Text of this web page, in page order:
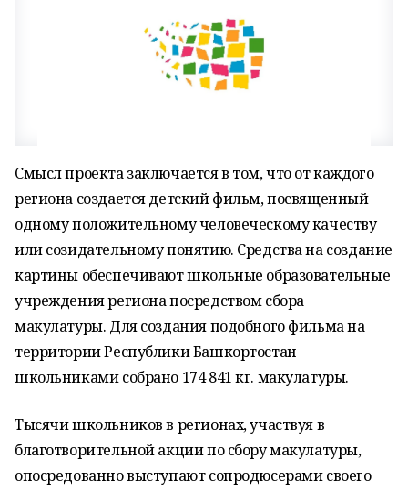
Смысл проекта заключается в том, что от каждого
региона создается детский фильм, посвященный
одному положительному человеческому качеству
или созидательному понятию. Средства на создание
картины обеспечивают школьные образовательные
учреждения региона посредством сбора
макулатуры. Для создания подобного фильма на
территории Республики Башкортостан
школьниками собрано 174 841 кг. макулатуры.
Тысячи школьников в регионах, участвуя в
благотворительной акции по сбору макулатуры,
опосредованно выступают сопродюсерами своего